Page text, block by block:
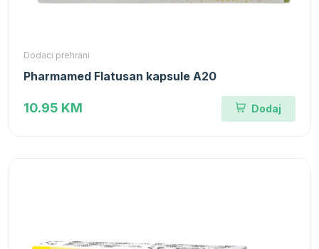
Dodaci prehrani
Pharmamed Flatusan kapsule A20
10.95 KM Dodaj